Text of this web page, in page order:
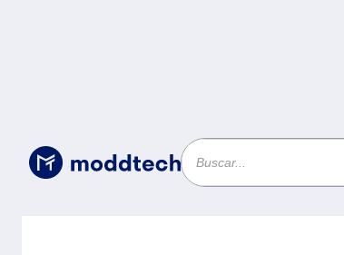
Sin categoría /TARJETA MADRE
1256 GB, PARA AMD